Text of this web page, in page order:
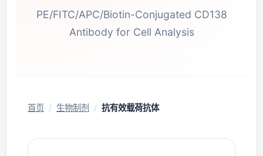
PE/FITC/APC/Biotin-Conjugated CD138
Antibody for Cell Analysis
首页 / 生物制剂 / 抗有效载荷抗体